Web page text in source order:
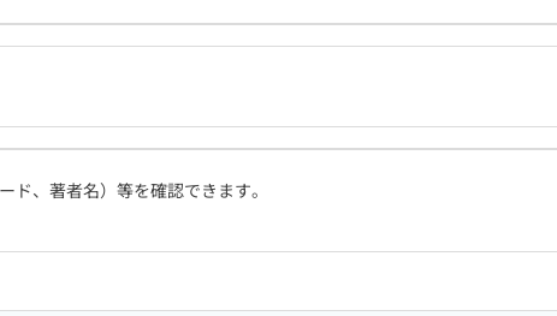
、著者名）等を確認できます。